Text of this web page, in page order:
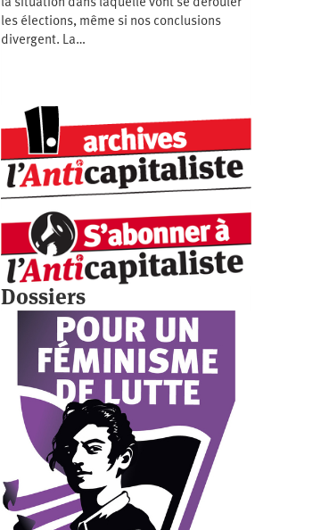
la situation dans laquelle vont se dérouler
les élections, même si nos conclusions
divergent. La…
Dossiers